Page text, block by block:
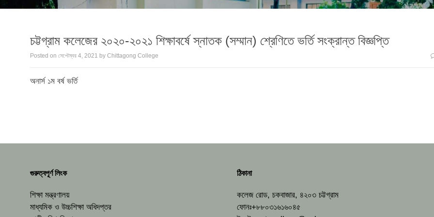
চট্টগ্রাম কলেজের ২০২০-২০২১ শিক্ষাবর্ষে স্নাতক (সম্মান) শ্রেণিতে ভর্তি সংক্রান্ত বিজ্ঞপ্তি
Posted on সেপ্টেম্বর 4, 2021 by Chittagong College
অনার্স ১ম বর্ষ ভর্তি
গুরুত্বপূর্ণ লিংক
শিক্ষা মন্ত্রণালয়
মাধ্যমিক ও উচ্চশিক্ষা অধিদপ্তর
ঠিকানা
কলেজ রোড, চকবাজার, ৪২০৩ চট্টগ্রাম
ফোনঃ+৮৮০৩১৬১৬০৪৫